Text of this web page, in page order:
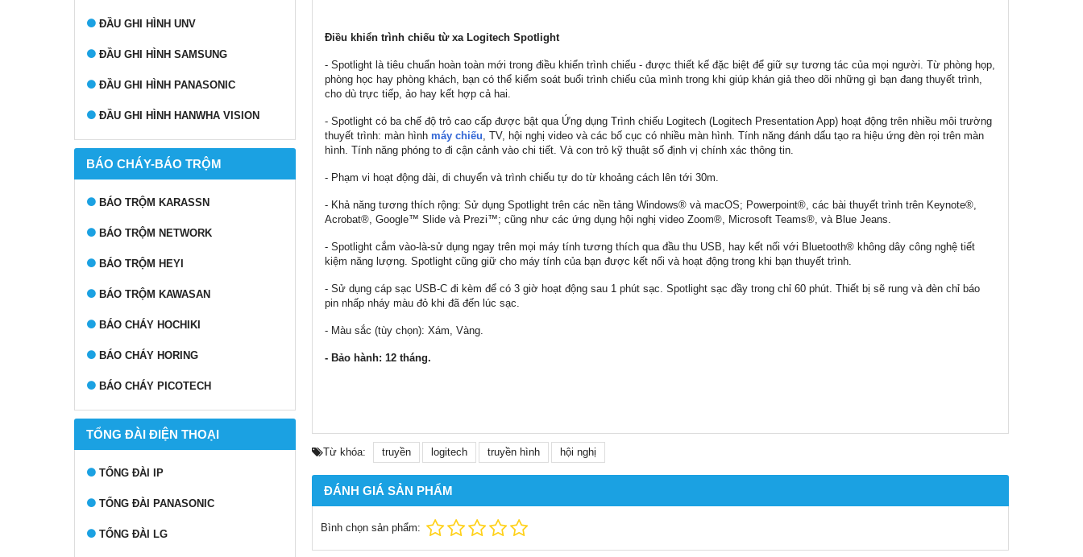
ĐẦU GHI HÌNH UNV
ĐẦU GHI HÌNH SAMSUNG
ĐẦU GHI HÌNH PANASONIC
ĐẦU GHI HÌNH HANWHA VISION
BÁO CHÁY-BÁO TRỘM
BÁO TRỘM KARASSN
BÁO TRỘM NETWORK
BÁO TRỘM HEYI
BÁO TRỘM KAWASAN
BÁO CHÁY HOCHIKI
BÁO CHÁY HORING
BÁO CHÁY PICOTECH
TỔNG ĐÀI ĐIỆN THOẠI
TỔNG ĐÀI IP
TỔNG ĐÀI PANASONIC
TỔNG ĐÀI LG
Điều khiển trình chiếu từ xa Logitech Spotlight
- Spotlight là tiêu chuẩn hoàn toàn mới trong điều khiển trình chiếu - được thiết kế đặc biệt để giữ sự tương tác của mọi người. Từ phòng họp,
phòng học hay phòng khách, bạn có thể kiểm soát buổi trình chiếu của mình trong khi giúp khán giả theo dõi những gì bạn đang thuyết trình,
cho dù trực tiếp, ảo hay kết hợp cả hai.
- Spotlight có ba chế độ trỏ cao cấp được bật qua Ứng dụng Trình chiếu Logitech (Logitech Presentation App) hoạt động trên nhiều môi trường
thuyết trình: màn hình máy chiếu , TV, hội nghị video và các bố cục có nhiều màn hình. Tính năng đánh dấu tạo ra hiệu ứng đèn rọi trên màn
hình. Tính năng phóng to đi cận cảnh vào chi tiết. Và con trỏ kỹ thuật số định vị chính xác thông tin.
- Phạm vi hoạt động dài, di chuyển và trình chiếu tự do từ khoảng cách lên tới 30m.
- Khả năng tương thích rộng: Sử dụng Spotlight trên các nền tảng Windows® và macOS; Powerpoint®, các bài thuyết trình trên Keynote®,
Acrobat®, Google™ Slide và Prezi™; cũng như các ứng dụng hội nghị video Zoom®, Microsoft Teams®, và Blue Jeans.
- Spotlight cắm vào-là-sử dụng ngay trên mọi máy tính tương thích qua đầu thu USB, hay kết nối với Bluetooth® không dây công nghệ tiết
kiệm năng lượng. Spotlight cũng giữ cho máy tính của bạn được kết nối và hoạt động trong khi bạn thuyết trình.
- Sử dụng cáp sạc USB-C đi kèm để có 3 giờ hoạt động sau 1 phút sạc. Spotlight sạc đầy trong chỉ 60 phút. Thiết bị sẽ rung và đèn chỉ báo
pin nhấp nháy màu đỏ khi đã đến lúc sạc.
- Màu sắc (tùy chọn): Xám, Vàng.
- Bảo hành: 12 tháng.
Từ khóa: truyền logitech truyền hình hội nghị
ĐÁNH GIÁ SẢN PHẨM
Bình chọn sản phẩm: